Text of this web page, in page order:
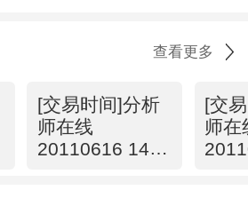
查看更多
[交易时间]分析
师在线
20110616 14：
[交
师在